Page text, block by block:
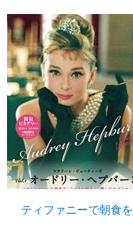
ティファニーで朝食を